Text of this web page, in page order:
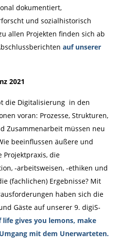
dokumentiert,
und sozialhistorisch
allen Projekten finden sich ab
auf unserer
2021
die Digitalisierung in den
voran: Prozesse, Strukturen,
Zusammenarbeit müssen neu
beeinflussen äußere und
Projektpraxis, die
-arbeitsweisen, -ethiken und
(fachlichen) Ergebnisse? Mit
haben sich die
Gäste auf unserer 9. digiS-
life gives you lemons, make
mit dem Unerwarteten.